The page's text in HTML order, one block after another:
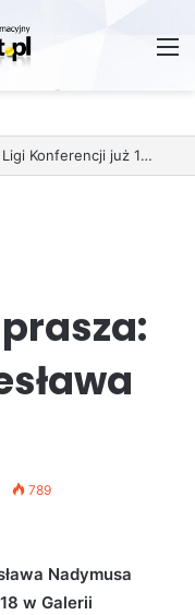
789
Nadymusa
w Galerii